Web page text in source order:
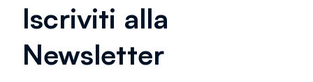
Iscriviti alla
Newsletter